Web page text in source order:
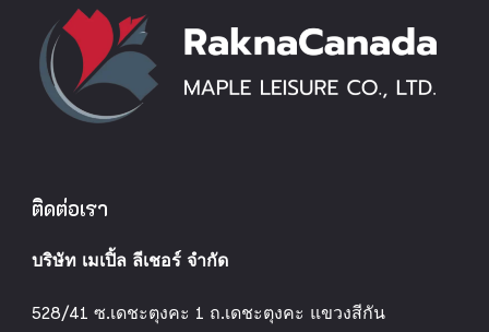
ติดต่อเรา
บริษัท เมเปิ้ล ลีเชอร์ จำกัด
528/41 ซ.เดชะตุงคะ 1 ถ.เดชะตุงคะ แขวงสีกัน